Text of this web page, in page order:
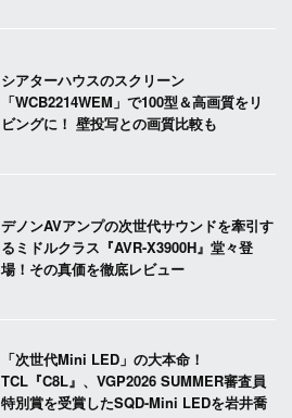
シアターハウスのスクリーン
「WCB2214WEM」で100型＆高画質をリ
ビングに！ 壁投写との画質比較も
デノンAVアンプの次世代サウンドを牽引す
るミドルクラス『AVR-X3900H』堂々登
場！その真価を徹底レビュー
「次世代Mini LED」の大本命！
TCL『C8L』、VGP2026 SUMMER審査員
特別賞を受賞したSQD-Mini LEDを岩井喬